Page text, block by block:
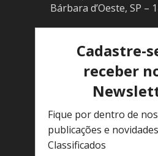
Bárbara d’Oeste, SP –